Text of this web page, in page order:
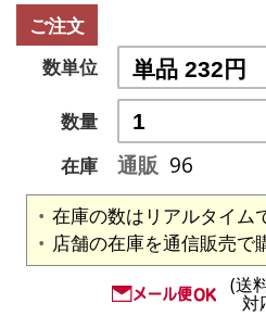
ご注文
数単位
数量
在庫
通販 96
在庫の数はリアルタイム
店舗の在庫を通信販売で
(送
対